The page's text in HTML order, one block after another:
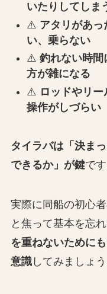
いたりしてしま
⚠️ アタリがあっ
い、乗らない
⚠️ 釣れない時間
方が雑になる
⚠️ ロッドやリー
操作がしづらい
タイラバは「決ま
できるか」が鍵です
実際に同船の初心
と焦って基本を忘
を重ねないために
意識してみましょう